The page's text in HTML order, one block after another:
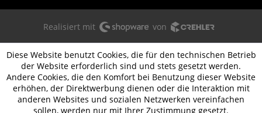
Realisiert mit von
Diese Website benutzt Cookies, die für den technischen Betrieb
der Website erforderlich sind und stets gesetzt werden.
Andere Cookies, die den Komfort bei Benutzung dieser Website
erhöhen, der Direktwerbung dienen oder die Interaktion mit
anderen Websites und sozialen Netzwerken vereinfachen
sollen, werden nur mit Ihrer Zustimmung gesetzt.